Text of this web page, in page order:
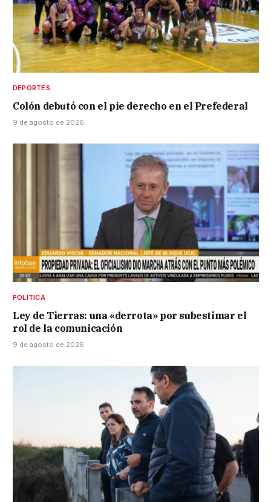
DEPORTES
Colón debutó con el pie derecho en el Prefederal
9 de agosto de 2026
POLÍTICA
Ley de Tierras: una «derrota» por subestimar el
rol de la comunicación
9 de agosto de 2026